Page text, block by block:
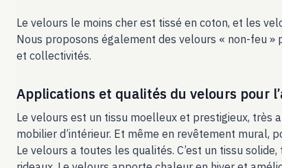
Le velours le moins cher est tissé en coton, et les
Nous proposons également des velours « non-feu
et collectivités.
Applications et qualités du velours pour
Le velours est un tissu moelleux et prestigieux, très
mobilier d’intérieur. Et même en revêtement mural,
Le velours a toutes les qualités. C’est un tissu